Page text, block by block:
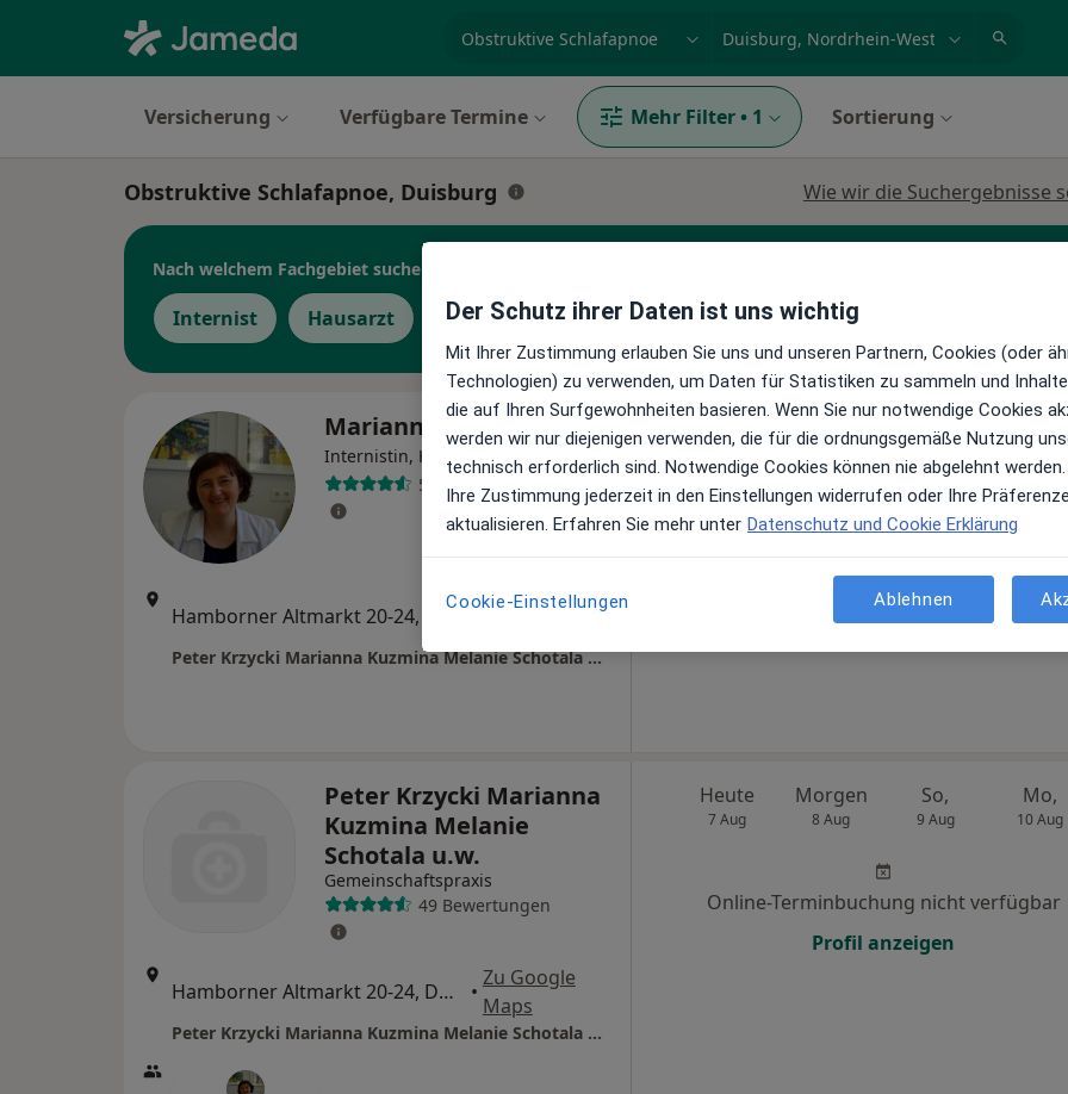
Versicherung Verfügbare Termine Mehr Filter • 1 Sortierung
Obstruktive Schlafapnoe, Duisburg Wie wir die Suchergebnisse
Nach welchem Fachgebiet suchen Sie?
Internist Hausarzt
Marianna Kuzmina
Internistin, Hausärztin
50 Bewertungen
Hamborner Altmarkt 20-24, Duisburg •
Zu Google
Peter Krzycki Marianna Kuzmina Melanie Schotala u.w.
Heute
7 Aug
Morgen
8 Aug
So,
9 Aug 10 Aug
Online-Terminbuchung nicht verfügbar
Terminanfrage senden
Peter Krzycki Marianna
Kuzmina Melanie
Schotala u.w.
Gemeinschaftspraxis
49 Bewertungen
Hamborner Altmarkt 20-24, Duisburg •
Zu Google
Maps
Peter Krzycki Marianna Kuzmina Melanie Schotala u.w.
Heute
7 Aug
Morgen
8 Aug
So,
9 Aug
Mo,
10 Aug
Online-Terminbuchung nicht verfügbar
Profil anzeigen
Der Schutz ihrer Daten ist uns wichtig
Mit Ihrer Zustimmung erlauben Sie uns und unseren Partnern, Cookies (oder
Technologien) zu verwenden, um Daten für Statistiken zu sammeln und
die auf Ihren Surfgewohnheiten basieren. Wenn Sie nur notwendige Cookies
werden wir nur diejenigen verwenden, die für die ordnungsgemäße Nutzung
technisch erforderlich sind. Notwendige Cookies können nie abgelehnt
Ihre Zustimmung jederzeit in den Einstellungen widerrufen oder Ihre
aktualisieren. Erfahren Sie mehr unter Datenschutz und Cookie Erklärung
Cookie-Einstellungen Ablehnen